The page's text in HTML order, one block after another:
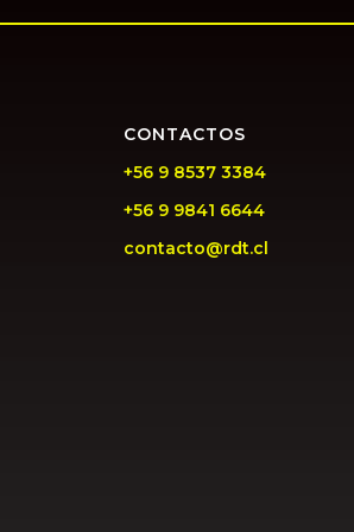
CONTACTOS
+56 9 8537 3384
+56 9 9841 6644
contacto@rdt.cl